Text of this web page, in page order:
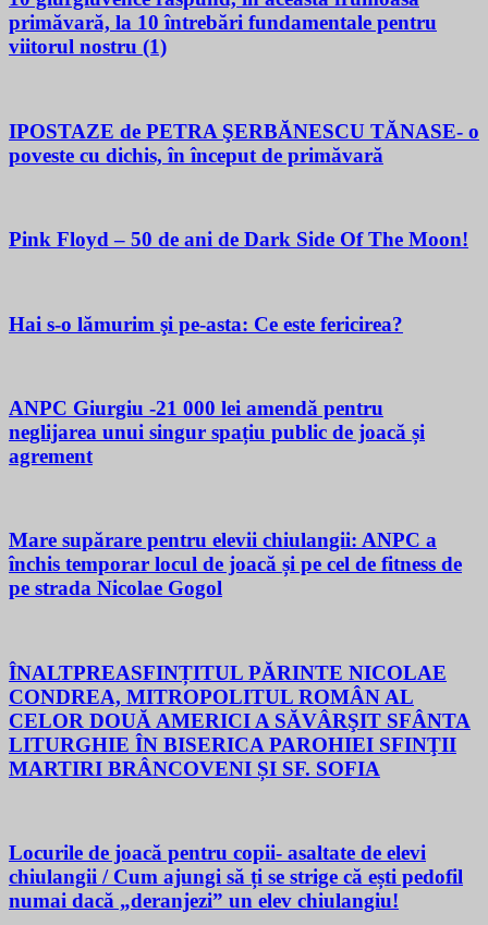
primăvară, la 10 întrebări fundamentale pentru
viitorul nostru (1)
IPOSTAZE de PETRA ŞERBĂNESCU TĂNASE- o
poveste cu dichis, în început de primăvară
Pink Floyd – 50 de ani de Dark Side Of The Moon!
Hai s-o lămurim şi pe-asta: Ce este fericirea?
ANPC Giurgiu -21 000 lei amendă pentru
neglijarea unui singur spațiu public de joacă și
agrement
Mare supărare pentru elevii chiulangii: ANPC a
închis temporar locul de joacă și pe cel de fitness de
pe strada Nicolae Gogol
ÎNALTPREASFINȚITUL PĂRINTE NICOLAE
CONDREA, MITROPOLITUL ROMÂN AL
CELOR DOUĂ AMERICI A SĂVÂRŞIT SFÂNTA
LITURGHIE ÎN BISERICA PAROHIEI SFINŢII
MARTIRI BRÂNCOVENI ȘI SF. SOFIA
Locurile de joacă pentru copii- asaltate de elevi
chiulangii / Cum ajungi să ți se strige că ești pedofil
numai dacă „deranjezi” un elev chiulangiu!